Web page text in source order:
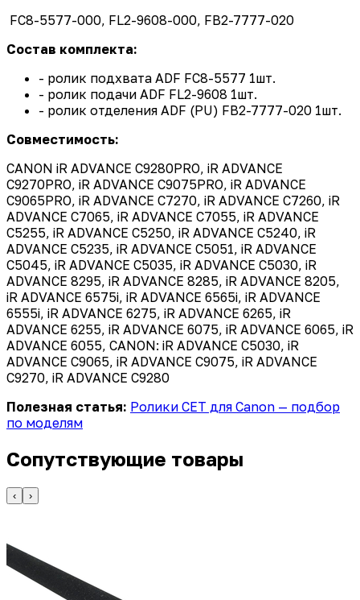
FC8-5577-000, FL2-9608-000, FB2-7777-020
Состав комплекта:
- ролик подхвата ADF FC8-5577 1шт.
- ролик подачи ADF FL2-9608 1шт.
- ролик отделения ADF (PU) FB2-7777-020 1шт.
Совместимость:
CANON iR ADVANCE C9280PRO, iR ADVANCE
C9270PRO, iR ADVANCE C9075PRO, iR ADVANCE
C9065PRO, iR ADVANCE C7270, iR ADVANCE C7260, iR
ADVANCE C7065, iR ADVANCE C7055, iR ADVANCE
C5255, iR ADVANCE C5250, iR ADVANCE C5240, iR
ADVANCE C5235, iR ADVANCE C5051, iR ADVANCE
C5045, iR ADVANCE C5035, iR ADVANCE C5030, iR
ADVANCE 8295, iR ADVANCE 8285, iR ADVANCE 8205,
iR ADVANCE 6575i, iR ADVANCE 6565i, iR ADVANCE
6555i, iR ADVANCE 6275, iR ADVANCE 6265, iR
ADVANCE 6255, iR ADVANCE 6075, iR ADVANCE 6065, iR
ADVANCE 6055, CANON: iR ADVANCE C5030, iR
ADVANCE C9065, iR ADVANCE C9075, iR ADVANCE
C9270, iR ADVANCE C9280
Полезная статья: Ролики CET для Canon — подбор
по моделям
Сопутствующие товары
‹ ›